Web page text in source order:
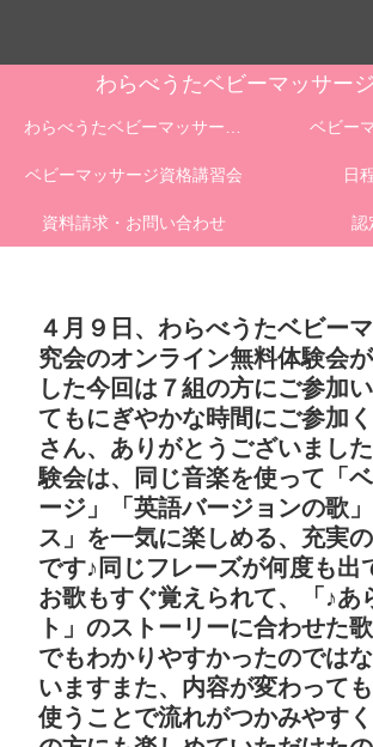
わらべうたベビーマッサー
ベビー
ベビーマッサージ資格講習会 日
資料請求・お問い合わせ 認
４月９日、わらべうたベビー
究会のオンライン無料体験会
した今回は７組の方にご参加
てもにぎやかな時間にご参加
さん、ありがとうございまし
験会は、同じ音楽を使って「
ージ」「英語バージョンの歌
ス」を一気に楽しめる、充実
です♪同じフレーズが何度も出
お歌もすぐ覚えられて、「♪あ
ト」のストーリーに合わせた
でもわかりやすかったのでは
いますまた、内容が変わって
使うことで流れがつかみやす